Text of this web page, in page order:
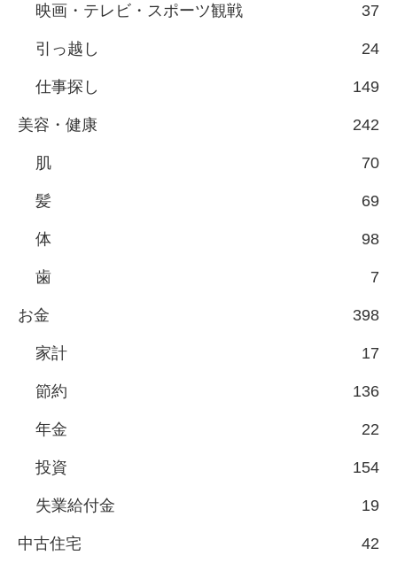
映画・テレビ・スポーツ観戦 37
引っ越し 24
仕事探し 149
美容・健康 242
肌 70
髪 69
体 98
歯 7
お金 398
家計 17
節約 136
年金 22
投資 154
失業給付金 19
中古住宅 42